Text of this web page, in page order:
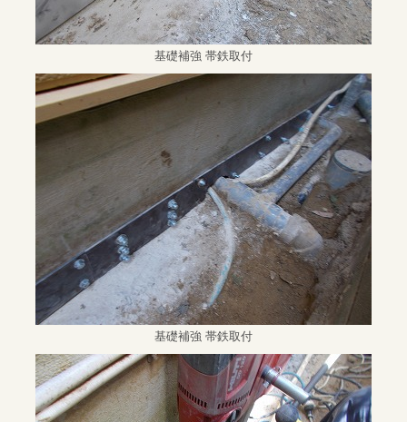
基礎補強 帯鉄取付
基礎補強 帯鉄取付